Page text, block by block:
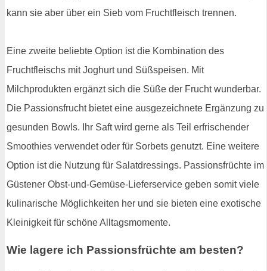
kann sie aber über ein Sieb vom Fruchtfleisch trennen.
Eine zweite beliebte Option ist die Kombination des
Fruchtfleischs mit Joghurt und Süßspeisen. Mit
Milchprodukten ergänzt sich die Süße der Frucht wunderbar.
Die Passionsfrucht bietet eine ausgezeichnete Ergänzung zu
gesunden Bowls. Ihr Saft wird gerne als Teil erfrischender
Smoothies verwendet oder für Sorbets genutzt. Eine weitere
Option ist die Nutzung für Salatdressings. Passionsfrüchte im
Güstener Obst-und-Gemüse-Lieferservice geben somit viele
kulinarische Möglichkeiten her und sie bieten eine exotische
Kleinigkeit für schöne Alltagsmomente.
Wie lagere ich Passionsfrüchte am besten?